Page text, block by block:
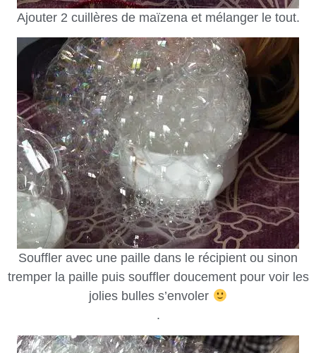
Ajouter 2 cuillères de maïzena et mélanger le tout.
Souffler avec une paille dans le récipient ou sinon
tremper la paille puis souffler doucement pour voir les
jolies bulles s’envoler
.